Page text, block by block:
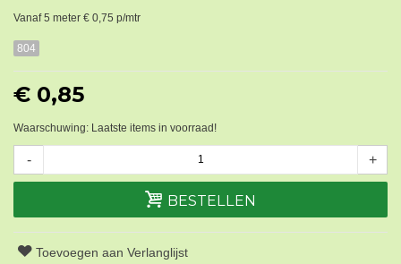
Vanaf 5 meter € 0,75 p/mtr
804
€ 0,85
Waarschuwing: Laatste items in voorraad!
- +
BESTELLEN
Toevoegen aan Verlanglijst